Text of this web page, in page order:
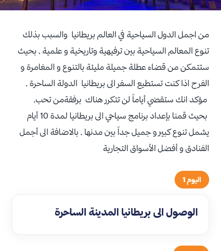
من اجمل الدول السياحية في العالم بريطانيا والسبب بذلك
تنوع المعالم السياحية بين ترفيهية وتاريخية و علمية , بحيث
ستتمكن من قضاء عطلة جميلة مليئة بالتنوع و المغامرة و
الفرح اذا كنت تستطيع السفر الى بريطانيا الدولة الساحرة ,
مؤكد انك ستقضي أياماً لن تتكرر هناك برفقةمن تحب,
بحيث قمنا بإعداد برنامج سياحي الى بريطانيا لمدة 10 أيام
يشمل تنوع كبير و جميل جداً بين مدنها , بالاضافة الى أجمل
الفنادق و أفضل الأسواق التجارية
اليوم 1
الوصول الى بريطانيا المدينة الساحرة